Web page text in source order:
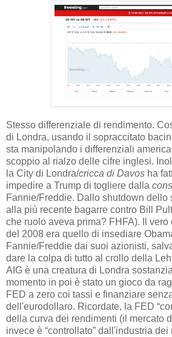
Stesso differenziale di rendimento.
di Londra, usando il sopraccitato
sta manipolando i differenziali
scoppio al rialzo delle cifre inglesi.
la City di Londra/cricca di Davos ha
impedire a Trump di togliere dalla
Fannie/Freddie. Dallo shutdown dello
alla più recente bagarre contro Bill
che ruolo aveva prima? FHFA). Il
del 2008 era quello di insediare
Fannie/Freddie dai suoi azionisti,
dare la colpa di tutto al crollo della
AIG è una creatura di Londra
momento in poi è stato un gioco da
FED a zero coi tassi e finanziare
dell'eurodollaro. Ricordate, la FED
della curva dei rendimenti (il mercato
invece è “controllato” dall'industria dei